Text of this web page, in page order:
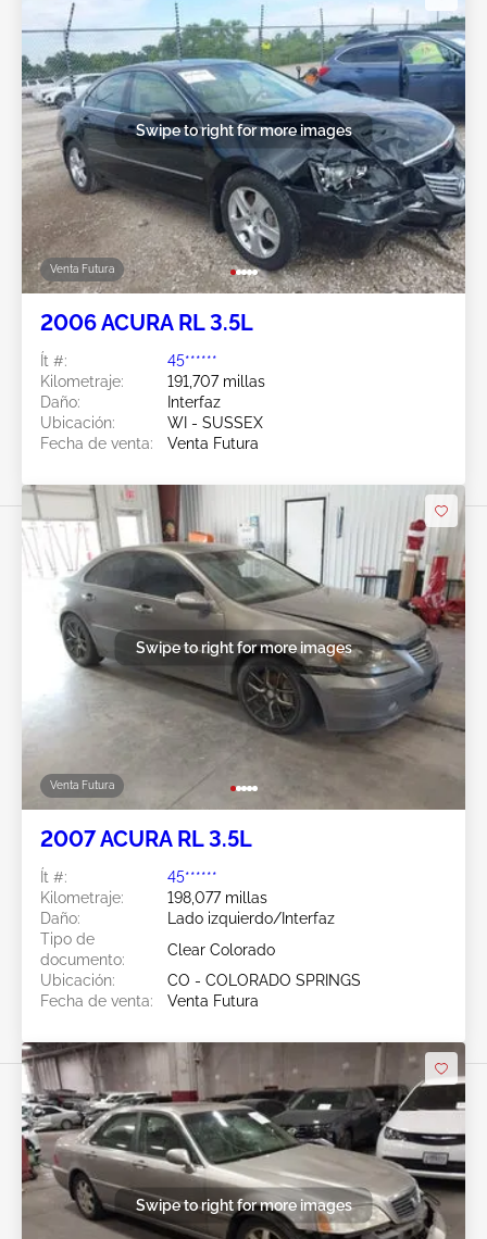
Venta Futura
Swipe to right for more images
2006 ACURA RL 3.5L
Ít #:
45******
Kilometraje:
191,707 millas
Daño:
Interfaz
Ubicación:
WI - SUSSEX
Fecha de venta:
Venta Futura
Venta Futura
Swipe to right for more images
2007 ACURA RL 3.5L
Ít #:
45******
Kilometraje:
198,077 millas
Daño:
Lado izquierdo/Interfaz
Tipo de
documento:
Clear Colorado
Ubicación:
CO - COLORADO SPRINGS
Fecha de venta:
Venta Futura
Swipe to right for more images